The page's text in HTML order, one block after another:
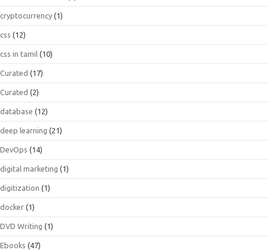
cryptocurrency (1)
css (12)
css in tamil (10)
Curated (17)
Curated (2)
database (12)
deep learning (21)
DevOps (14)
digital marketing (1)
digitization (1)
docker (1)
DVD Writing (1)
Ebooks (47)